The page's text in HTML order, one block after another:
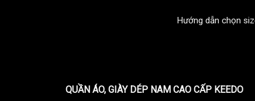
Hướng dẫn chọn
QUẦN ÁO, GIÀY DÉP NAM CAO CẤP KEEDO